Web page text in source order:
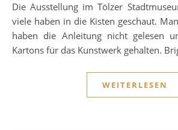
Die Ausstellung im Tölzer Stadtmuseum ist beendet und
viele haben in die Kisten geschaut.
haben die Anleitung nicht gelesen
Kartons für das Kunstwerk gehalten.
WEITERLESEN